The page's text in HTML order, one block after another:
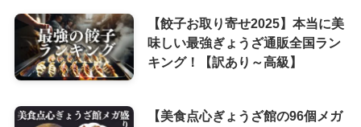
【餃子お取り寄せ2025】本当に美
味しい最強ぎょうざ通販全国ラン
キング！【訳あり～高級】
【美食点心ぎょうざ館の96個メガ